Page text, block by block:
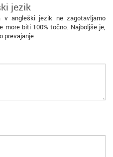
jezik
v angleški jezik ne zagotavljamo
more biti 100% točno. Najboljše je,
prevajanje.